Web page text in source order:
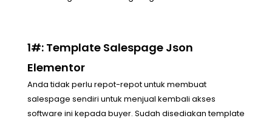
1#: Template Salespage Json
Elementor
Anda tidak perlu repot-repot untuk membuat
salespage sendiri untuk menjual kembali akses
software ini kepada buyer. Sudah disediakan template